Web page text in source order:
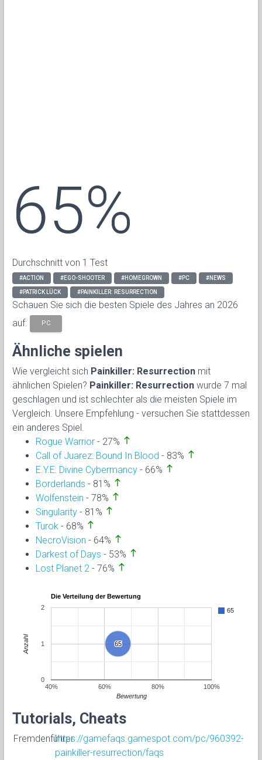
65%
Durchschnitt von 1 Test
#ACTION #EGO-SHOOTER #HOMEGROWN #PC #NEWS
#PATRICK LÜCK #PAINKILLER: RESURRECTION
Schauen Sie sich die besten Spiele des Jahres an 2026
auf:
PC
Ähnliche spielen
Wie vergleicht sich Painkiller: Resurrection mit
ähnlichen Spielen? Painkiller: Resurrection wurde 7 mal
geschlagen und ist schlechter als die meisten Spiele im
Vergleich. Unsere Empfehlung - versuchen Sie stattdessen
ein anderes Spiel.
Rogue Warrior - 27% north
Call of Juarez: Bound In Blood - 83% north
E.Y.E: Divine Cybermancy - 66% north
Borderlands - 81% north
Wolfenstein - 78% north
Singularity - 81% north
Turok - 68% north
NecroVision - 64% north
Darkest of Days - 53% north
Lost Planet 2 - 76% north
Die Verteilung der Bewertung
65
65
65
40% 60% 80% 100%
0
1
2
Bewertung
Anzahl
Tutorials, Cheats
Fremdenführerhttps://gamefaqs.gamespot.com/pc/960392-
painkiller-resurrection/faqs